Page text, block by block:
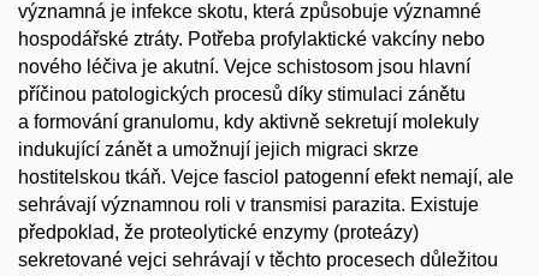
významná je infekce skotu, která způsobuje významné
hospodářské ztráty. Potřeba profylaktické vakcíny nebo
nového léčiva je akutní. Vejce schistosom jsou hlavní
příčinou patologických procesů díky stimulaci zánětu
a formování granulomu, kdy aktivně sekretují molekuly
indukující zánět a umožnují jejich migraci skrze
hostitelskou tkáň. Vejce fasciol patogenní efekt nemají, ale
sehrávají významnou roli v transmisi parazita. Existuje
předpoklad, že proteolytické enzymy (proteázy)
sekretované vejci sehrávají v těchto procesech důležitou